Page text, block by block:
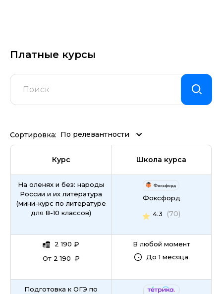
Платные курсы
Сортировка: По релевантности
Курс Школа курса
На оленях и без: народы
России и их литература
(мини-курс по литературе
для 8-10 классов)
2 190 ₽
От 2 190 ₽
Фоксфорд
4.3
(70)
В любой момент
До 1 месяца
Подготовка к ОГЭ по